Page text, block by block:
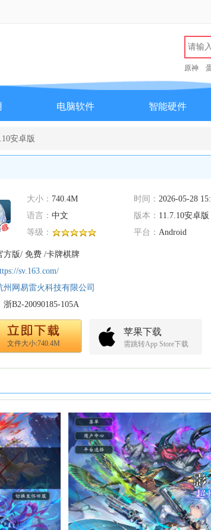
原神
电脑软件 智能硬件
安卓版
大小： 740.4M 时间： 2026-05-28
语言： 中文 版本： 11.7.10安卓版
等级：
平台： Android
方版/ 免费 /卡牌棋牌
sv.163.com/
州网易雷火科技有限公司
浙B2-20090185-105A
文件大小:740.4M
苹果下载
需跳转App Store下载